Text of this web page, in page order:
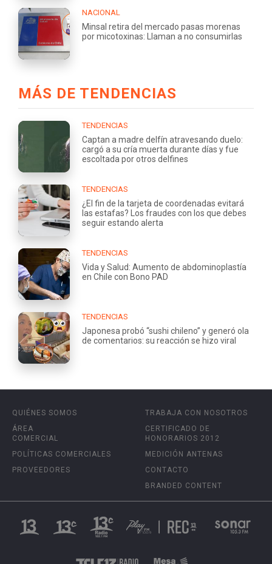
NACIONAL
Minsal retira del mercado pasas morenas
por micotoxinas: Llaman a no consumirlas
MÁS DE TENDENCIAS
TENDENCIAS
Captan a madre delfín atravesando duelo:
cargó a su cría muerta durante días y fue
escoltada por otros delfines
TENDENCIAS
¿El fin de la tarjeta de coordenadas evitará
las estafas? Los fraudes con los que debes
seguir estando alerta
TENDENCIAS
Vida y Salud: Aumento de abdominoplastía
en Chile con Bono PAD
TENDENCIAS
Japonesa probó “sushi chileno” y generó ola
de comentarios: su reacción se hizo viral
QUIÉNES SOMOS
ÁREA
COMERCIAL
POLÍTICAS COMERCIALES
PROVEEDORES
TRABAJA CON NOSOTROS
CERTIFICADO DE
HONORARIOS 2012
MEDICIÓN ANTENAS
CONTACTO
BRANDED CONTENT